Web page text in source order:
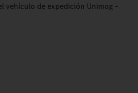
vehículo de expedición Unimog –